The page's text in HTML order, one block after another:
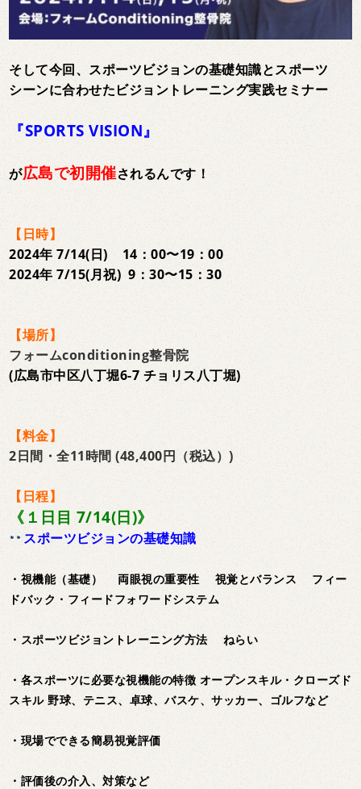
そして今回、スポーツビジョンの基礎知識とスポーツ
シーンに合わせたビジョントレーニング実践セミナー
『SPORTS VISION』
が広島で初開催されるんです！
【日時】
2024年 7/14(日) 14：00〜19：00
2024年 7/15(月祝) 9：30〜15：30
【場所】
フォームconditioning整骨院
(広島市中区八丁堀6-7 チョリス八丁堀)
【料金】
2日間・全11時間 (48,400円（税込）)
【日程】
《１日目 7/14(日)》
スポーツビジョンの基礎知識
・視機能（基礎） 両眼視の重要性 視覚とバランス フィー
ドバック・フィードフォワードシステム
・スポーツビジョントレーニング方法 ねらい
・各スポーツに必要な視機能の特徴 オープンスキル・クローズド
スキル 野球、テニス、卓球、バスケ、サッカー、ゴルフなど
・現場でできる簡易視覚評価
・評価後の介入、対策など